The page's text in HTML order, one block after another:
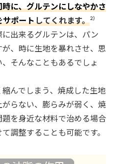
に、グルテンにしなやかさ
サポートしてくれます。²⁾
出来るグルテンは、パン
、時に生地を暴れさせ、思
そんなこともあるでしょ
んでしまう、焼成した生地
らない、膨らみが弱く、焼
を身近な材料で治める場合
調整することも可能です。